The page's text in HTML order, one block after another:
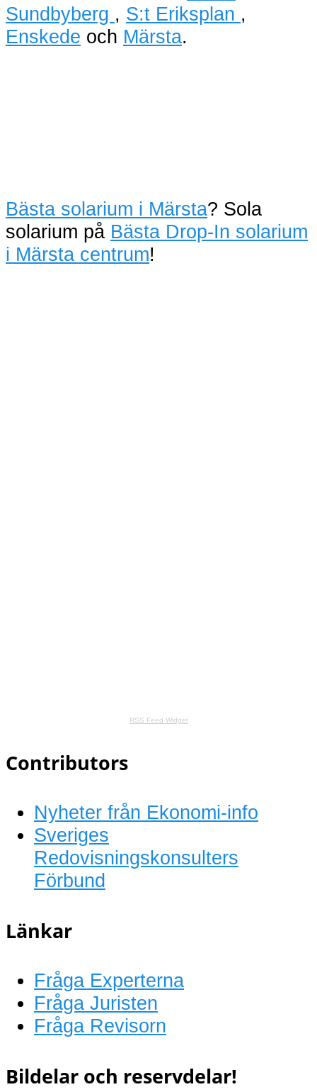
Sundbyberg , S:t Eriksplan ,
Enskede och Märsta.
Bästa solarium i Märsta? Sola
solarium på Bästa Drop-In solarium
i Märsta centrum!
RSS Feed Widget
Contributors
Nyheter från Ekonomi-info
Sveriges
Redovisningskonsulters
Förbund
Länkar
Fråga Experterna
Fråga Juristen
Fråga Revisorn
Bildelar och reservdelar!